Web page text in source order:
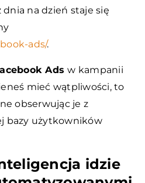
dnia na dzień staje się
ads/.
Adsw kampanii
mieć wątpliwości, to
obserwując je z
bazy użytkowników
idzie